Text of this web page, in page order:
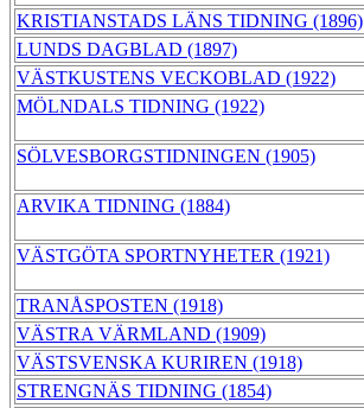
KRISTIANSTADS LÄNS TIDNING (1896)
LUNDS DAGBLAD (1897)
VÄSTKUSTENS VECKOBLAD (1922)
MÖLNDALS TIDNING (1922)
SÖLVESBORGSTIDNINGEN (1905)
ARVIKA TIDNING (1884)
VÄSTGÖTA SPORTNYHETER (1921)
TRANÅSPOSTEN (1918)
VÄSTRA VÄRMLAND (1909)
VÄSTSVENSKA KURIREN (1918)
STRENGNÄS TIDNING (1854)